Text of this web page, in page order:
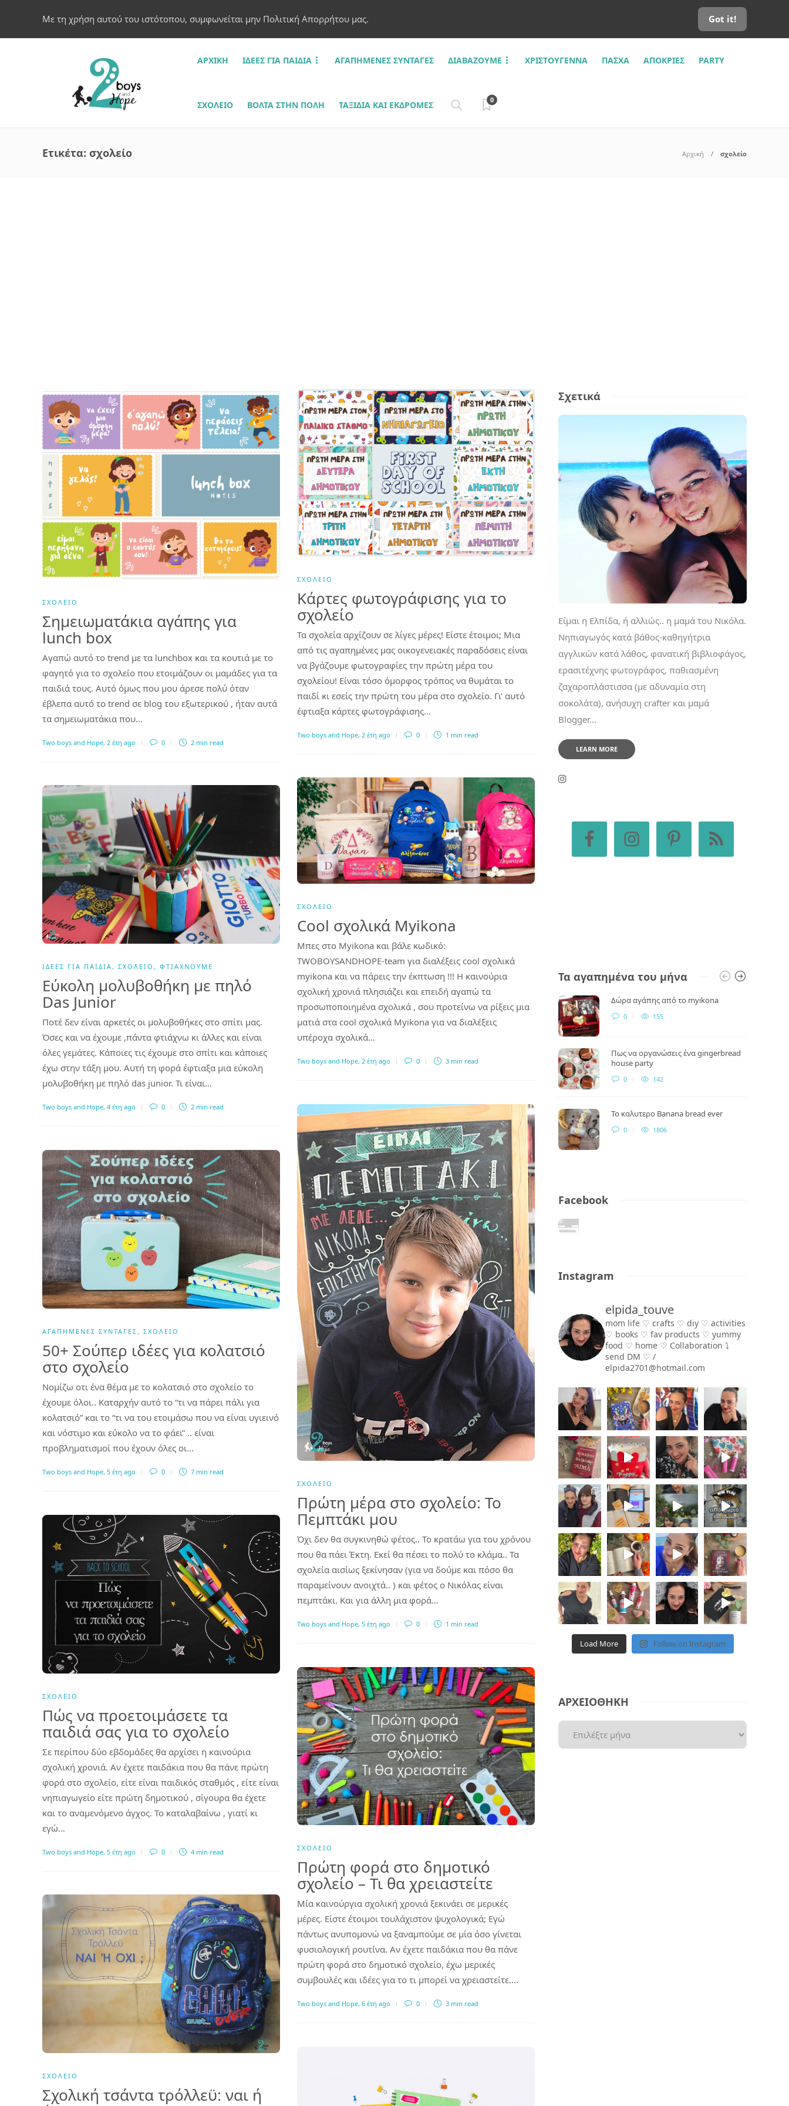
Με τη χρήση αυτού του ιστότοπου, συμφωνείται μην Πολιτική Απορρήτου μας. Got it!
ΑΡΧΙΚΗ ΙΔΈΕΣ ΓΙΑ ΠΑΙΔΙΆ ΑΓΑΠΗΜΈΝΕΣ ΣΥΝΤΑΓΈΣ ΔΙΑΒΆΖΟΥΜΕ ΧΡΙΣΤΟΎΓΕΝΝΑ ΠΆΣΧΑ ΑΠΌΚΡΙΕΣ PARTY
ΣΧΟΛΕΊΟ ΒΌΛΤΑ ΣΤΗΝ ΠΌΛΗ ΤΑΞΊΔΙΑ ΚΑΙ ΕΚΔΡΟΜΈΣ 0
Ετικέτα: σχολείο Αρχική σχολείο
ΣΧΟΛΕΊΟ
Σημειωματάκια αγάπης για
lunch box
Αγαπώ αυτό το trend με τα lunchbox και τα κουτιά με το
φαγητό για το σχολείο που ετοιμάζουν οι μαμάδες για τα
παιδιά τους. Αυτό όμως που μου άρεσε πολύ όταν
έβλεπα αυτό το trend σε blog του εξωτερικού , ήταν αυτά
τα σημειωματάκια που…
Two boys and Hope, 2 έτη ago 0 2 min read
ΣΧΟΛΕΊΟ
Κάρτες φωτογράφισης για το
σχολείο
Τα σχολεία αρχίζουν σε λίγες μέρες! Είστε έτοιμοι; Μια
από τις αγαπημένες μας οικογενειακές παραδόσεις είναι
να βγάζουμε φωτογραφίες την πρώτη μέρα του
σχολείου! Είναι τόσο όμορφος τρόπος να θυμάται το
παιδί κι εσείς την πρώτη του μέρα στο σχολείο. Γι’ αυτό
έφτιαξα κάρτες φωτογράφισης…
Two boys and Hope, 2 έτη ago 0 1 min read
ΣΧΟΛΕΊΟ
Cool σχολικά Myikona
Μπες στο Myikona και βάλε κωδικό:
TWOBOYSANDHOPE-team για διαλέξεις cool σχολικά
myikona και να πάρεις την έκπτωση !!! Η καινούρια
σχολική χρονιά πλησιάζει και επειδή αγαπώ τα
προσωποποιημένα σχολικά , σου προτείνω να ρίξεις μια
ματιά στα cool σχολικά Myikona για να διαλέξεις
υπέροχα σχολικά…
Two boys and Hope, 2 έτη ago 0 3 min read
ΙΔΈΕΣ ΓΙΑ ΠΑΙΔΙΆ , ΣΧΟΛΕΊΟ , ΦΤΙΆΧΝΟΥΜΕ
Εύκολη μολυβοθήκη με πηλό
Das Junior
Ποτέ δεν είναι αρκετές οι μολυβοθήκες στο σπίτι μας.
Όσες και να έχουμε ,πάντα φτιάχνω κι άλλες και είναι
όλες γεμάτες. Κάποιες τις έχουμε στο σπίτι και κάποιες
έχω στην τάξη μου. Αυτή τη φορά έφτιαξα μια εύκολη
μολυβοθήκη με πηλό das junior. Τι είναι…
Two boys and Hope, 4 έτη ago 0 2 min read
ΣΧΟΛΕΊΟ
Πρώτη μέρα στο σχολείο: Το
Πεμπτάκι μου
Όχι δεν θα συγκινηθώ φέτος.. Το κρατάω για του χρόνου
που θα πάει Έκτη. Εκεί θα πέσει το πολύ το κλάμα.. Τα
σχολεία αισίως ξεκίνησαν (για να δούμε και πόσο θα
παραμείνουν ανοιχτά.. ) και φέτος ο Νικόλας είναι
πεμπτάκι. Και για άλλη μια φορά…
Two boys and Hope, 5 έτη ago 0 1 min read
ΑΓΑΠΗΜΈΝΕΣ ΣΥΝΤΑΓΈΣ , ΣΧΟΛΕΊΟ
50+ Σούπερ ιδέες για κολατσιό
στο σχολείο
Νομίζω οτι ένα θέμα με το κολατσιό στο σχολείο το
έχουμε όλοι.. Καταρχήν αυτό το “τι να πάρει πάλι για
κολατσιό” και το “τι να του ετοιμάσω που να είναι υγιεινό
και νόστιμο και εύκολο να το φάει” .. είναι
προβληματισμοί που έχουν όλες οι…
Two boys and Hope, 5 έτη ago 0 7 min read
ΣΧΟΛΕΊΟ
Πώς να προετοιμάσετε τα
παιδιά σας για το σχολείο
Σε περίπου δύο εβδομάδες θα αρχίσει η καινούρια
σχολική χρονιά. Αν έχετε παιδάκια που θα πάνε πρώτη
φορά στο σχολείο, είτε είναι παιδικός σταθμός , είτε είναι
νηπιαγωγείο είτε πρώτη δημοτικού , σίγουρα θα έχετε
και το αναμενόμενο άγχος. Το καταλαβαίνω , γιατί κι
εγώ…
Two boys and Hope, 5 έτη ago 0 4 min read ΣΧΟΛΕΊΟ
Πρώτη φορά στο δημοτικό
σχολείο – Τι θα χρειαστείτε
Μία καινούργια σχολική χρονιά ξεκινάει σε μερικές
μέρες. Είστε έτοιμοι τουλάχιστον ψυχολογικά; Εγώ
πάντως ανυπομονώ να ξαναμπούμε σε μία όσο γίνεται
φυσιολογική ρουτίνα. Αν έχετε παιδάκια που θα πάνε
πρώτη φορά στο δημοτικό σχολείο, έχω μερικές
συμβουλές και ιδέες για το τι μπορεί να χρειαστείτε….
Two boys and Hope, 6 έτη ago 0 3 min read
ΣΧΟΛΕΊΟ
Σχολική τσάντα τρόλλεϋ: ναι ή
Σχετικά
Είμαι η Ελπίδα, ή αλλιώς.. η μαμά του Νικόλα.
Νηπιαγωγός κατά βάθος-καθηγήτρια
αγγλικών κατά λάθος, φανατική βιβλιοφάγος,
ερασιτέχνης φωτογράφος, παθιασμένη
ζαχαροπλάστισσα (με αδυναμία στη
σοκολάτα), ανήσυχη crafter και μαμά
Blogger...
LEARN MORE
Τα αγαπημένα του μήνα
Δώρα αγάπης από το myikona
0 155
Πως να οργανώσεις ένα gingerbread
house party
0 142
Το καλυτερο Banana bread ever
0 1806
Facebook
Instagram
elpida_touve
mom life ♡ crafts ♡ diy ♡ activities
♡ books ♡ fav products ♡ yummy
food ♡ home ♡ Collaboration ⤵️
send DM ♡ /
elpida2701@hotmail.com
Load More Follow on Instagram
ΑΡΧΕΙΟΘΗΚΗ